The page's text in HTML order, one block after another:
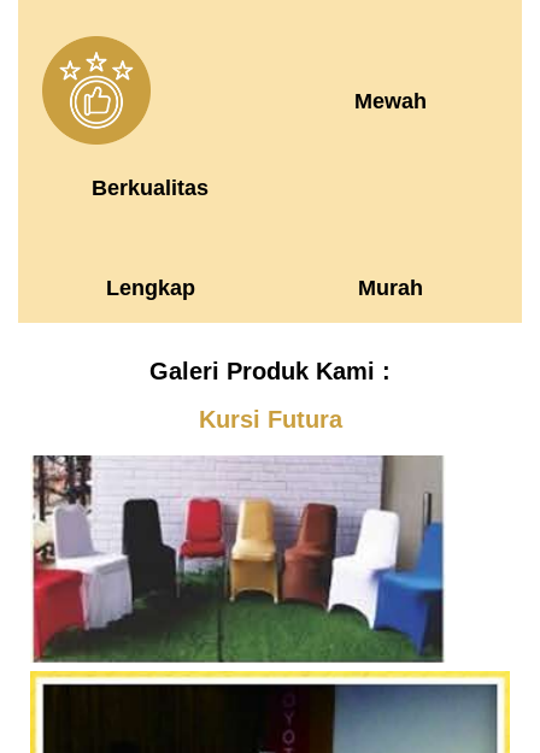
Berkualitas
Mewah
Lengkap Murah
Galeri Produk Kami :
Kursi Futura